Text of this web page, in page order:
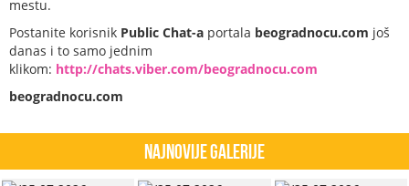
mestu.
Postanite korisnik Public Chat-a portala beogradnocu.com još
danas i to samo jednim
klikom: http://chats.viber.com/beogradnocu.com
beogradnocu.com
Najnovije Galerije